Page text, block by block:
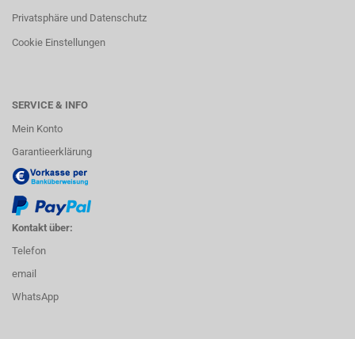
Privatsphäre und Datenschutz
Cookie Einstellungen
SERVICE & INFO
Mein Konto
Garantieerklärung
Kontakt über:
Telefon
email
WhatsApp